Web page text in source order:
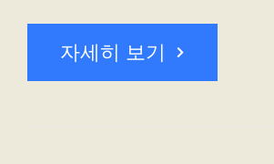
자세히 보기